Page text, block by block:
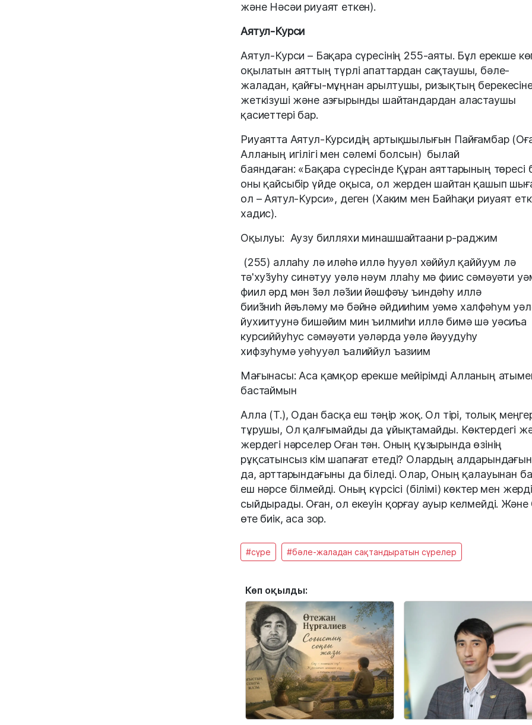
және Нәсәи риуаят еткен).
Аятул-Курси
Аятул-Курси – Бақара сүресінің 255-аяты. Бұл ерекше
оқылатын аяттың түрлі апаттардан сақтаушы, бәле-
жаладан, қайғы-мұңнан арылтушы, ризықтың
жеткізуші және азғырынды шайтандардан аластаушы
қасиеттері бар.
Риуаятта Аятул-Курсидің артықшылығын Пайғамбар
Алланың игілігі мен сәлемі болсын) былай
баяндаған: «Бақара сүресінде Құран аяттарының төресі
оны қайсыбір үйде оқыса, ол жерден шайтан қашып
ол – Аятул-Курси», деген (Хаким мен Байһақи риуаят
хадис).
Оқылуы: Аузу билляхи минашшайтаани р-раджим
(255) аллаһу лә иләһә иллә һууәл хәййул қаййуум лә
тә'хуз̃уһу синәтуу уәлә нәум ллаһу мә фиис сәмәуәти
фиил әрд мән з̃әл ләз̃ии йәшфәъу ъиндәһу иллә
бииз̃ниһ йәъләму мә бәйнә әйдииһим уәмә халфәһум
йухиитуунә бишәйим мин ъилмиһи иллә бимә шә уәсиъа
курсиййуһус сәмәуәти уәләрда уәлә йәуудуһу
хифзуһумә уәһууәл ъалиййул ъазиим
Мағынасы: Аса қамқор ерекше мейірімді Алланың
бастаймын
Алла (Т.), Одан басқа еш тәңір жоқ. Ол тірі, толық
тұрушы, Ол қалғымайды да ұйықтамайды. Көктердегі
жердегі нәрселер Оған тән. Оның құзырында өзінің
рұқсатынсыз кім шапағат етеді? Олардың
да, арттарындағыны да біледі. Олар, Оның қалауынан
еш нәрсе білмейді. Оның күрсісі (білімі) көктер мен жерді
сыйдырады. Оған, ол екеуін қорғау ауыр келмейді.
өте биік, аса зор.
#сүре #бәле-жаладан сақтандыратын сүрелер
Көп оқылды: